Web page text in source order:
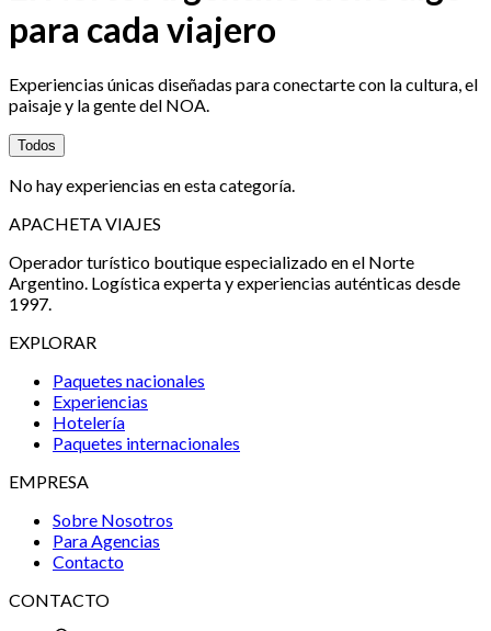
para cada viajero
Experiencias únicas diseñadas para conectarte con la cultura, el
paisaje y la gente del NOA.
Todos
No hay experiencias en esta categoría.
APACHETA VIAJES
Operador turístico boutique especializado en el Norte
Argentino. Logística experta y experiencias auténticas desde
1997.
EXPLORAR
Paquetes nacionales
Experiencias
Hotelería
Paquetes internacionales
EMPRESA
Sobre Nosotros
Para Agencias
Contacto
CONTACTO